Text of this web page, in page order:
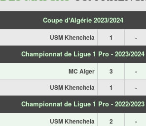
Coupe d'Algérie 2023/2024
USM Khenchela 1 -
Championnat de Ligue 1 Pro - 2023/2024
MC Alger 3 -
USM Khenchela 1 -
Championnat de Ligue 1 Pro - 2022/2023
USM Khenchela 2 -